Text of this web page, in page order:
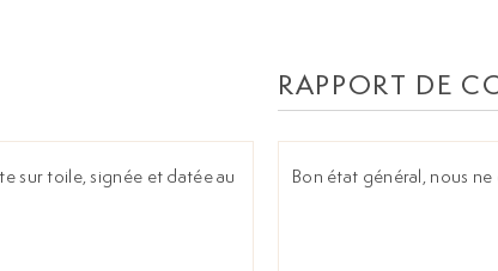
sur toile, signée et datée au
RAPPORT DE
Bon état général, nous